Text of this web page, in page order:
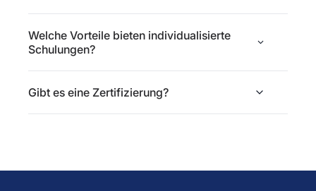
Welche Vorteile bieten individualisierte
Schulungen?
Gibt es eine Zertifizierung?